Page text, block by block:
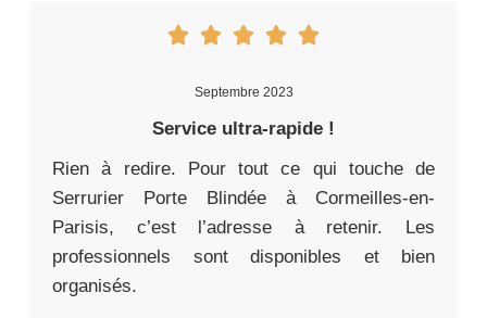
Septembre 2023
Service ultra-rapide !
Rien à redire. Pour tout ce qui touche de
Serrurier Porte Blindée à Cormeilles-en-
Parisis, c’est l’adresse à retenir. Les
professionnels sont disponibles et bien
organisés.